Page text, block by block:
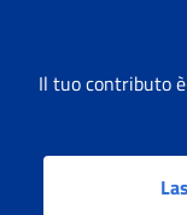
Il tuo contributo